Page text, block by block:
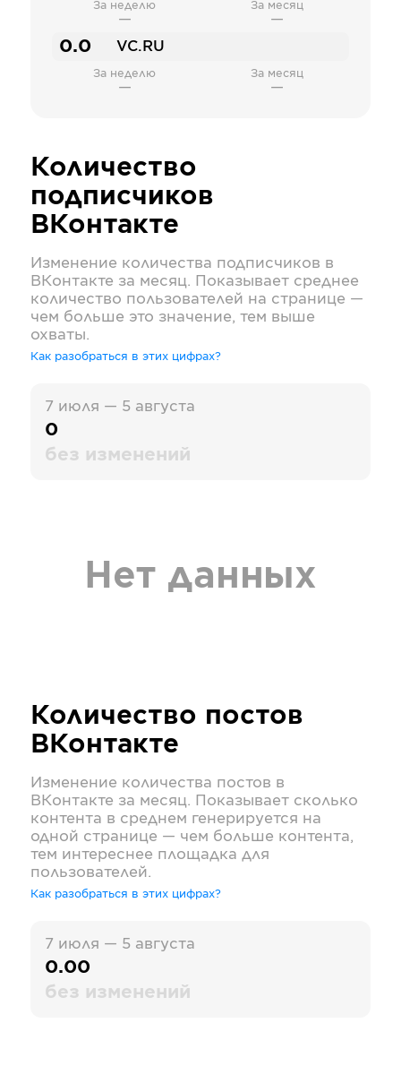
За неделю
—
За месяц
—
0.0 VC.RU
За неделю
—
За месяц
—
Количество
подписчиков
ВКонтакте
Изменение количества подписчиков в
ВКонтакте за месяц. Показывает среднее
количество пользователей на странице —
чем больше это значение, тем выше
охваты.
Как разобраться в этих цифрах?
7 июля — 5 августа
0
без изменений
Нет данных
Количество постов
ВКонтакте
Изменение количества постов в
ВКонтакте за месяц. Показывает сколько
контента в среднем генерируется на
одной странице — чем больше контента,
тем интереснее площадка для
пользователей.
Как разобраться в этих цифрах?
7 июля — 5 августа
0.00
без изменений